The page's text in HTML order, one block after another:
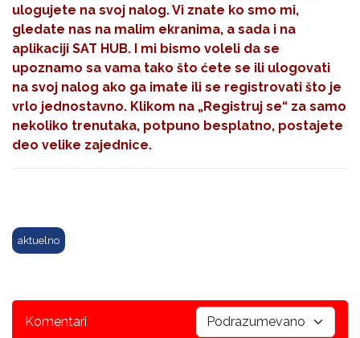
ulogujete na svoj nalog. Vi znate ko smo mi,
gledate nas na malim ekranima, a sada i na
aplikaciji SAT HUB. I mi bismo voleli da se
upoznamo sa vama tako što ćete se ili ulogovati
na svoj nalog ako ga imate ili se registrovati što je
vrlo jednostavno. Klikom na „Registruj se“ za samo
nekoliko trenutaka, potpuno besplatno, postajete
deo velike zajednice.
aktuelno
Komentari